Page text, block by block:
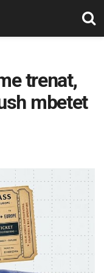
trenat,
mbetet